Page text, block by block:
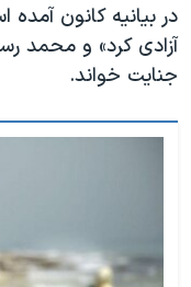
در بیانیه کانون
آزادی کرد» و محمد
جنایت خواند.